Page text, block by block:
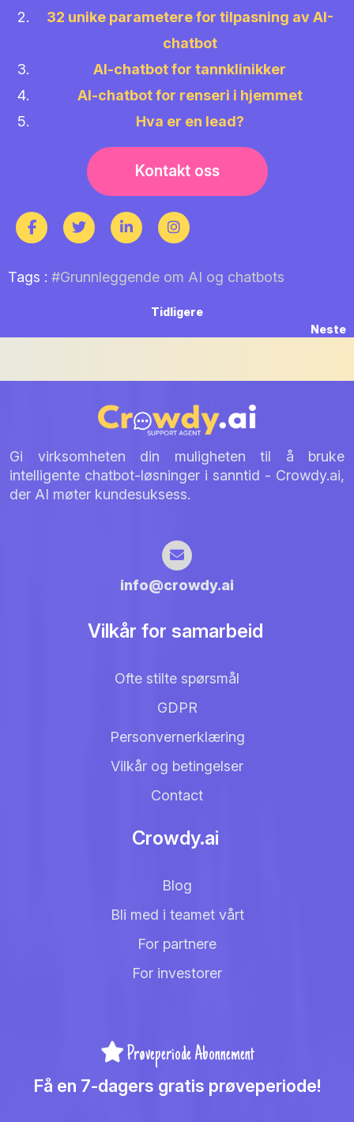
32 unike parametere for tilpasning av AI-
chatbot
AI-chatbot for tannklinikker
AI-chatbot for renseri i hjemmet
Hva er en lead?
Kontakt oss
Tags : #Grunnleggende om AI og chatbots
Innleggsnavigasjon
TidligerePrevious
Neste
Gi virksomheten din muligheten til å bruke
intelligente chatbot-løsninger i sanntid - Crowdy.ai,
der AI møter kundesuksess.
info@crowdy.ai
Vilkår for samarbeid
Ofte stilte spørsmål
GDPR
Personvernerklæring
Vilkår og betingelser
Contact
Crowdy.ai
Blog
Bli med i teamet vårt
For partnere
For investorer
Prøveperiode Abonnement
Få en 7-dagers gratis prøveperiode!